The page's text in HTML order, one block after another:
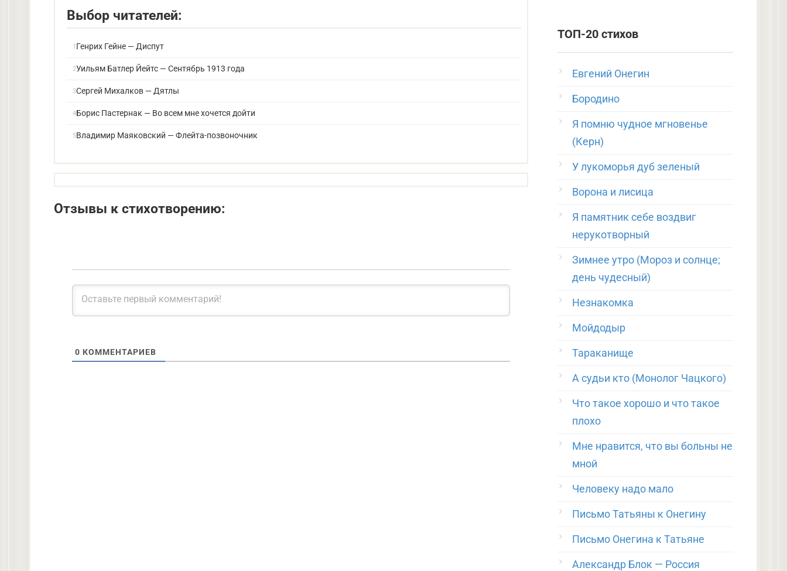
Выбор читателей:
Генрих Гейне — Диспут
Уильям Батлер Йейтс — Сентябрь 1913 года
Сергей Михалков — Дятлы
Борис Пастернак — Во всем мне хочется дойти
Владимир Маяковский — Флейта-позвоночник
Отзывы к стихотворению:
0 КОММЕНТАРИЕВ
ТОП-20 стихов
Евгений Онегин
Бородино
Я помню чудное мгновенье
(Керн)
У лукоморья дуб зеленый
Ворона и лисица
Я памятник себе воздвиг
нерукотворный
Зимнее утро (Мороз и солнце;
день чудесный)
Незнакомка
Мойдодыр
Тараканище
А судьи кто (Монолог Чацкого)
Что такое хорошо и что такое
плохо
Мне нравится, что вы больны не
мной
Человеку надо мало
Письмо Татьяны к Онегину
Письмо Онегина к Татьяне
Александр Блок — Россия